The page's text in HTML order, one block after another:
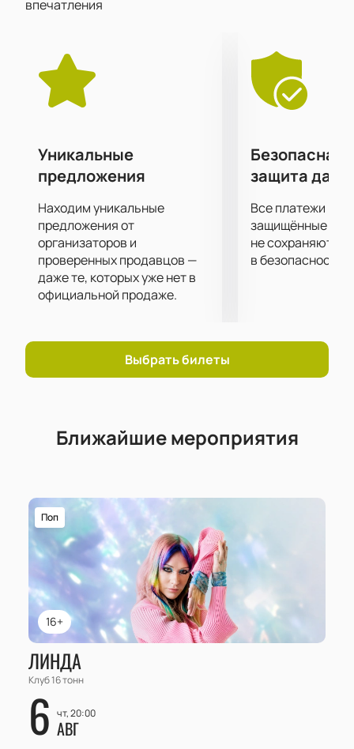
превосходном исполнении!
впечатления
Уникальные
предложения
Находим уникальные
предложения от
организаторов и
проверенных продавцов —
даже те, которых уже нет в
официальной продаже.
Безопасная
защита
Все платежи
защищённые
не сохраняются
в безопасности.
Выбрать билеты
Ближайшие мероприятия
16+
Поп
ЛИНДА
Клуб 16 тонн
6 чт, 20:00
АВГ